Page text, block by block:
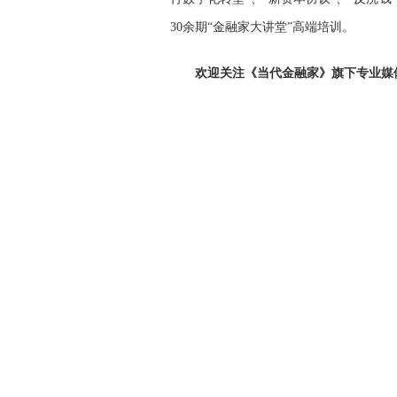
30余期“金融家大讲堂”高端培训。
欢迎关注《当代金融家》旗下专业媒